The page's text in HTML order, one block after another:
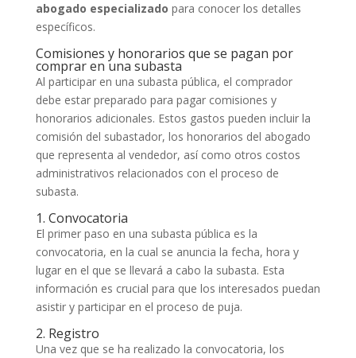
abogado especializado para conocer los detalles
específicos.
Comisiones y honorarios que se pagan por
comprar en una subasta
Al participar en una subasta pública, el comprador
debe estar preparado para pagar comisiones y
honorarios adicionales. Estos gastos pueden incluir la
comisión del subastador, los honorarios del abogado
que representa al vendedor, así como otros costos
administrativos relacionados con el proceso de
subasta.
1. Convocatoria
El primer paso en una subasta pública es la
convocatoria, en la cual se anuncia la fecha, hora y
lugar en el que se llevará a cabo la subasta. Esta
información es crucial para que los interesados puedan
asistir y participar en el proceso de puja.
2. Registro
Una vez que se ha realizado la convocatoria, los